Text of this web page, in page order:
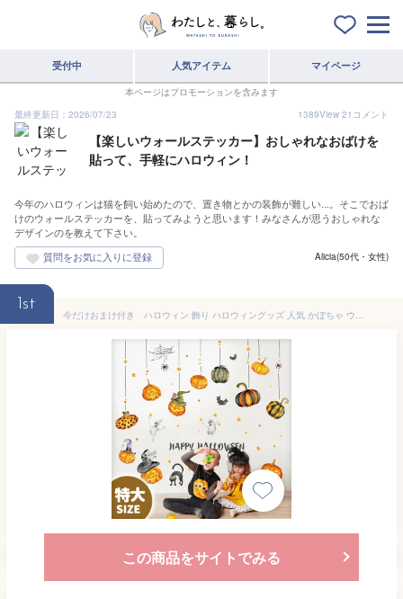
受付中 人気アイテム マイページ
本ページはプロモーションを含みます
最終更新日：2026/07/23
1389View 21 コメント
【楽しいウォールステッカー】おしゃれなおばけを
貼って、手軽にハロウィン！
今年のハロウィンは猫を飼い始めたので、置き物とかの装飾が難しい...。そこでおば
けのウォールステッカーを、貼ってみようと思います！みなさんが思うおしゃれな
デザインのを教えて下さい。
Alicia(50代・女性)
1st
今だけおまけ付き ハロウィン 飾り ハロウィングッズ 人気 かぼちゃ ウォールステッカー 【 パンプキン 特大サイズ 】 大きい 貼ってはがせる 壁シール 飾り付け ジャックオランタン おしゃれ おばけ コウモリ 秋 受注印刷
この商品をサイトでみる